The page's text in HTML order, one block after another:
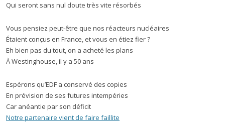
Qui seront sans nul doute très vite résorbés
Vous pensiez peut-être que nos réacteurs nucléaires
Étaient conçus en France, et vous en étiez fier ?
Eh bien pas du tout, on a acheté les plans
À Westinghouse, il y a 50 ans
Espérons qu’EDF a conservé des copies
En prévision de ses futures intempéries
Car anéantie par son déficit
Notre partenaire vient de faire faillite